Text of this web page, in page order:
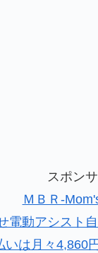
スポン
ＭＢＲ-
電動アシスト
いは月々4,860